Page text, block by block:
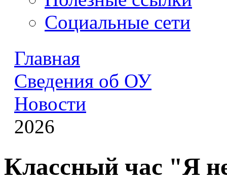
Социальные сети
Главная
Сведения об ОУ
Новости
2026
Классный час "Я